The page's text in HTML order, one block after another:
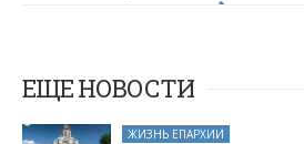
предков»
Всероссийском
конкурсе
ЕЩЕ НОВОСТИ
ЖИЗНЬ ЕПАРХИИ